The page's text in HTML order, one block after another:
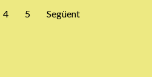
4 5 Següent